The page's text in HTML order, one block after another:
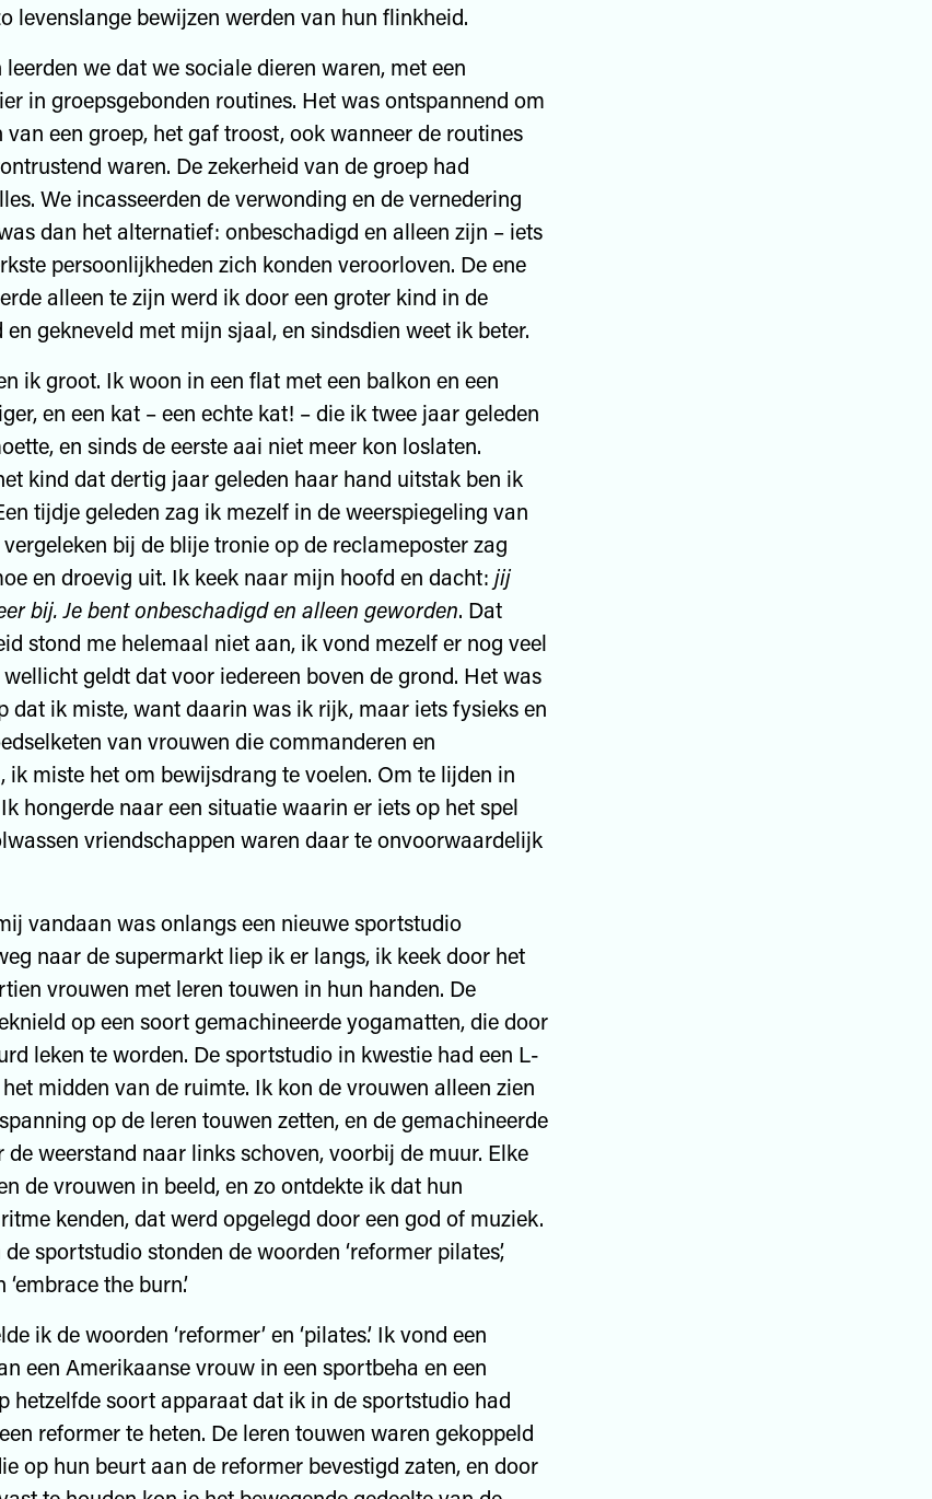
levenslange bewijzen werden van hun flinkheid.
we dat we sociale dieren waren, met een
in groepsgebonden routines. Het was ontspannend om
een groep, het gaf troost, ook wanneer de routines
waren. De zekerheid van de groep had
We incasseerden de verwonding en de vernedering
dan het alternatief: onbeschadigd en alleen zijn – iets
persoonlijkheden zich konden veroorloven. De ene
alleen te zijn werd ik door een groter kind in de
gekneveld met mijn sjaal, en sindsdien weet ik beter.
groot. Ik woon in een flat met een balkon en een
en een kat – een echte kat! – die ik twee jaar geleden
en sinds de eerste aai niet meer kon loslaten.
kind dat dertig jaar geleden haar hand uitstak ben ik
tijdje geleden zag ik mezelf in de weerspiegeling van
bij de blije tronie op de reclameposter zag
en droevig uit. Ik keek naar mijn hoofd en dacht: jij
bij. Je bent onbeschadigd en alleen geworden. Dat
stond me helemaal niet aan, ik vond mezelf er nog veel
geldt dat voor iedereen boven de grond. Het was
dat ik miste, want daarin was ik rijk, maar iets fysieks en
van vrouwen die commanderen en
ik miste het om bewijsdrang te voelen. Om te lijden in
hongerde naar een situatie waarin er iets op het spel
vriendschappen waren daar te onvoorwaardelijk
was onlangs een nieuwe sportstudio
naar de supermarkt liep ik er langs, ik keek door het
vrouwen met leren touwen in hun handen. De
op een soort gemachineerde yogamatten, die door
leken te worden. De sportstudio in kwestie had een L-
midden van de ruimte. Ik kon de vrouwen alleen zien
op de leren touwen zetten, en de gemachineerde
weerstand naar links schoven, voorbij de muur. Elke
de vrouwen in beeld, en zo ontdekte ik dat hun
kenden, dat werd opgelegd door een god of muziek.
sportstudio stonden de woorden ‘reformer pilates’,
‘embrace the burn.’
de woorden ‘reformer’ en ‘pilates.’ Ik vond een
een Amerikaanse vrouw in een sportbeha en een
hetzelfde soort apparaat dat ik in de sportstudio had
reformer te heten. De leren touwen waren gekoppeld
op hun beurt aan de reformer bevestigd zaten, en door